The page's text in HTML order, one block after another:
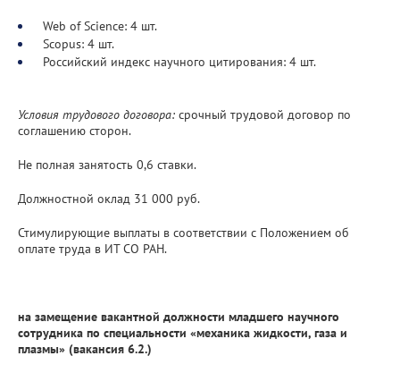
Web of Science: 4 шт.
Scopus: 4 шт.
Российский индекс научного цитирования: 4 шт.
Условия трудового договора: срочный трудовой договор по
соглашению сторон.
Не полная занятость 0,6 ставки.
Должностной оклад 31 000 руб.
Стимулирующие выплаты в соответствии с Положением об
оплате труда в ИТ СО РАН.
на замещение вакантной должности младшего научного
сотрудника по специальности «механика жидкости, газа и
плазмы» (вакансия 6.2.)